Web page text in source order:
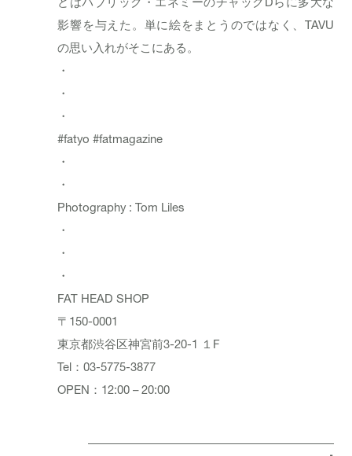
影響を与えた。単に絵をまとうのではなく、TAVU
の思い入れがそこにある。
・
・
・
#fatyo #fatmagazine
・
・
Photography : Tom Liles
・
・
・
FAT HEAD SHOP
〒150-0001
東京都渋谷区神宮前3-20-1 １F
Tel：03-5775-3877
OPEN：12:00 – 20:00